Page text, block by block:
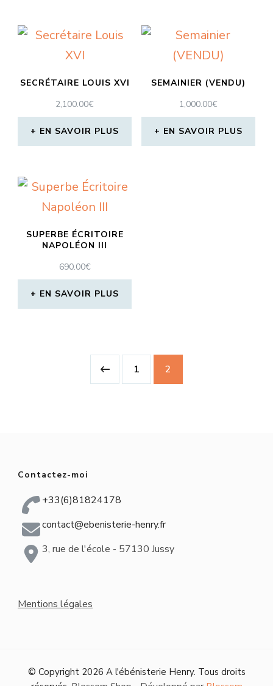
SECRÉTAIRE LOUIS XVI
2,100.00€
EN SAVOIR PLUS
SEMAINIER (VENDU)
1,000.00€
EN SAVOIR PLUS
SUPERBE ÉCRITOIRE
NAPOLÉON III
690.00€
EN SAVOIR PLUS
1 2
Contactez-moi
+33(6)81824178
contact@ebenisterie-henry.fr
3, rue de l'école - 57130 Jussy
Mentions légales
© Copyright 2026 A l'ébénisterie Henry. Tous droits